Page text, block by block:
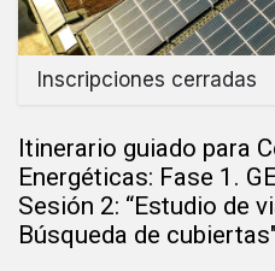
Inscripciones cerradas
Itinerario guiado para
Energéticas: Fase 1.
Sesión 2: “Estudio de
Búsqueda de cubiertas"